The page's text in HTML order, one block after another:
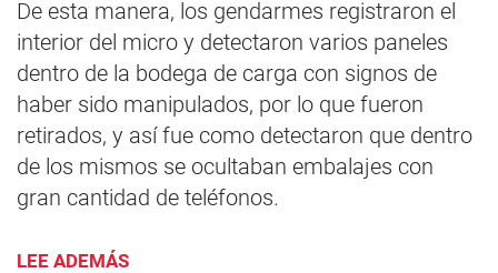
De esta manera, los gendarmes registraron el
interior del micro y detectaron varios paneles
dentro de la bodega de carga con signos de
haber sido manipulados, por lo que fueron
retirados, y así fue como detectaron que dentro
de los mismos se ocultaban embalajes con
gran cantidad de teléfonos.
LEE ADEMÁS